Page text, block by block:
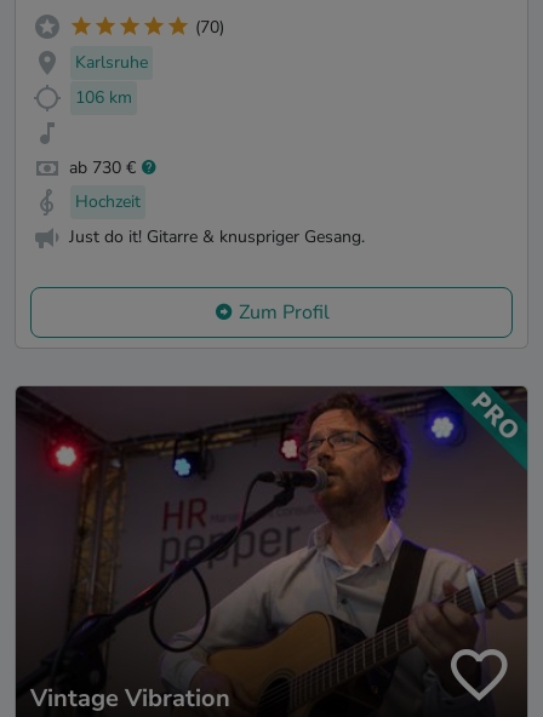
(70)
Karlsruhe
106 km
ab 730 €
Hochzeit
Just do it! Gitarre & knuspriger Gesang.
Zum Profil
Vintage Vibration